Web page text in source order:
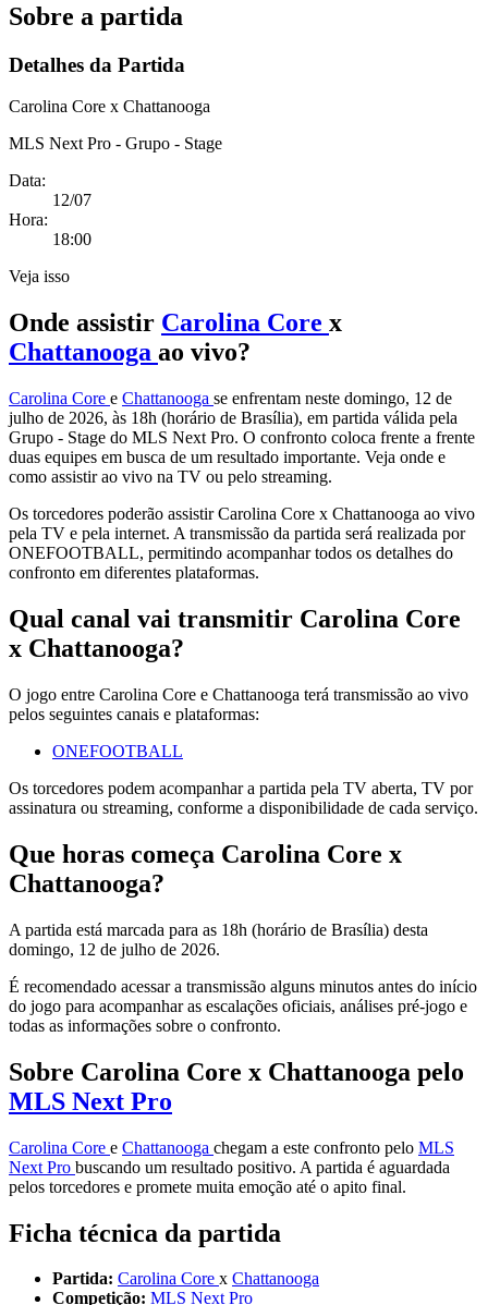
Sobre a partida
Detalhes da Partida
Carolina Core x Chattanooga
MLS Next Pro - Grupo - Stage
Data:
12/07
Hora:
18:00
Veja isso
Onde assistir Carolina Core x
Chattanooga ao vivo?
Carolina Core e Chattanooga se enfrentam neste domingo, 12 de
julho de 2026, às 18h (horário de Brasília), em partida válida pela
Grupo - Stage do MLS Next Pro. O confronto coloca frente a frente
duas equipes em busca de um resultado importante. Veja onde e
como assistir ao vivo na TV ou pelo streaming.
Os torcedores poderão assistir Carolina Core x Chattanooga ao vivo
pela TV e pela internet. A transmissão da partida será realizada por
ONEFOOTBALL, permitindo acompanhar todos os detalhes do
confronto em diferentes plataformas.
Qual canal vai transmitir Carolina Core
x Chattanooga?
O jogo entre Carolina Core e Chattanooga terá transmissão ao vivo
pelos seguintes canais e plataformas:
ONEFOOTBALL
Os torcedores podem acompanhar a partida pela TV aberta, TV por
assinatura ou streaming, conforme a disponibilidade de cada serviço.
Que horas começa Carolina Core x
Chattanooga?
A partida está marcada para as 18h (horário de Brasília) desta
domingo, 12 de julho de 2026.
É recomendado acessar a transmissão alguns minutos antes do início
do jogo para acompanhar as escalações oficiais, análises pré-jogo e
todas as informações sobre o confronto.
Sobre Carolina Core x Chattanooga pelo
MLS Next Pro
Carolina Core e Chattanooga chegam a este confronto pelo MLS
Next Pro buscando um resultado positivo. A partida é aguardada
pelos torcedores e promete muita emoção até o apito final.
Ficha técnica da partida
Partida: Carolina Core x Chattanooga
Competição: MLS Next Pro